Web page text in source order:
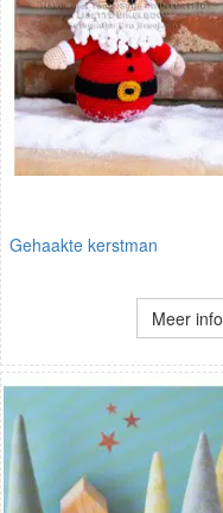
Gehaakte kerstman
Meer info